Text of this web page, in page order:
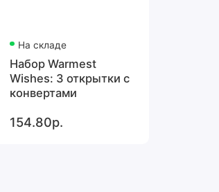
На складе
Набор Warmest
Wishes: 3 открытки с
конвертами
154.80р.